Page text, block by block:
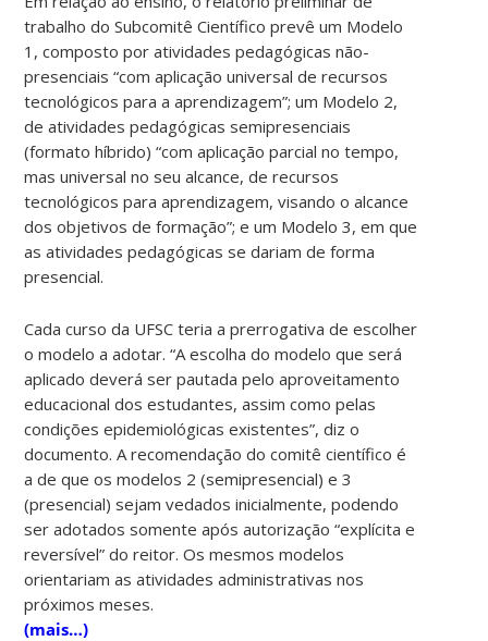
trabalho do Subcomitê Científico prevê um Modelo
1, composto por atividades pedagógicas não-
presenciais “com aplicação universal de recursos
tecnológicos para a aprendizagem”; um Modelo 2,
de atividades pedagógicas semipresenciais
(formato híbrido) “com aplicação parcial no tempo,
mas universal no seu alcance, de recursos
tecnológicos para aprendizagem, visando o alcance
dos objetivos de formação”; e um Modelo 3, em que
as atividades pedagógicas se dariam de forma
presencial.
Cada curso da UFSC teria a prerrogativa de escolher
o modelo a adotar. “A escolha do modelo que será
aplicado deverá ser pautada pelo aproveitamento
educacional dos estudantes, assim como pelas
condições epidemiológicas existentes”, diz o
documento. A recomendação do comitê científico é
a de que os modelos 2 (semipresencial) e 3
(presencial) sejam vedados inicialmente, podendo
ser adotados somente após autorização “explícita e
reversível” do reitor. Os mesmos modelos
orientariam as atividades administrativas nos
próximos meses.
(mais…)